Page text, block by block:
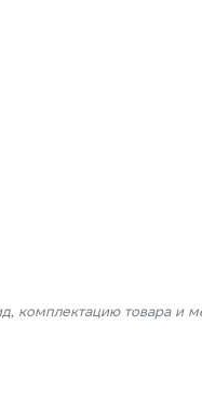
комплектацию товара и